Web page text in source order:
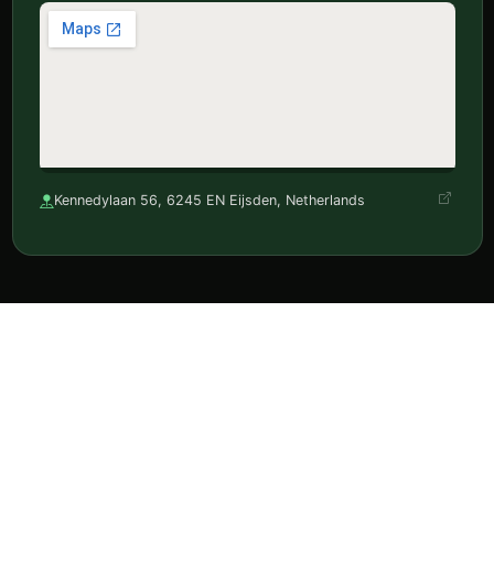
Kennedylaan 56, 6245 EN Eijsden, Netherlands